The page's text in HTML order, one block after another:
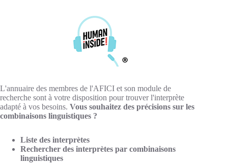
L'annuaire des membres de l'AFICI et son module de
recherche sont à votre disposition pour trouver l'interprète
adapté à vos besoins. Vous souhaitez des précisions sur les
combinaisons linguistiques ?
Liste des interprètes
Rechercher des interprètes par combinaisons
linguistiques